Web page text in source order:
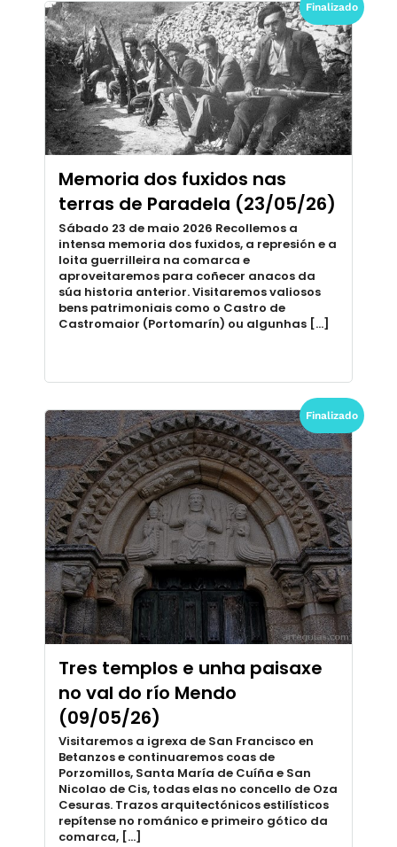
Finalizado
Memoria dos fuxidos nas
terras de Paradela (23/05/26)
Sábado 23 de maio 2026 Recollemos a
intensa memoria dos fuxidos, a represión e a
loita guerrilleira na comarca e
aproveitaremos para coñecer anacos da
súa historia anterior. Visitaremos valiosos
bens patrimoniais como o Castro de
Castromaior (Portomarín) ou algunhas […]
Finalizado
Tres templos e unha paisaxe
no val do río Mendo
(09/05/26)
Visitaremos a igrexa de San Francisco en
Betanzos e continuaremos coas de
Porzomillos, Santa María de Cuíña e San
Nicolao de Cis, todas elas no concello de Oza
Cesuras. Trazos arquitectónicos estilísticos
repítense no románico e primeiro gótico da
comarca, […]